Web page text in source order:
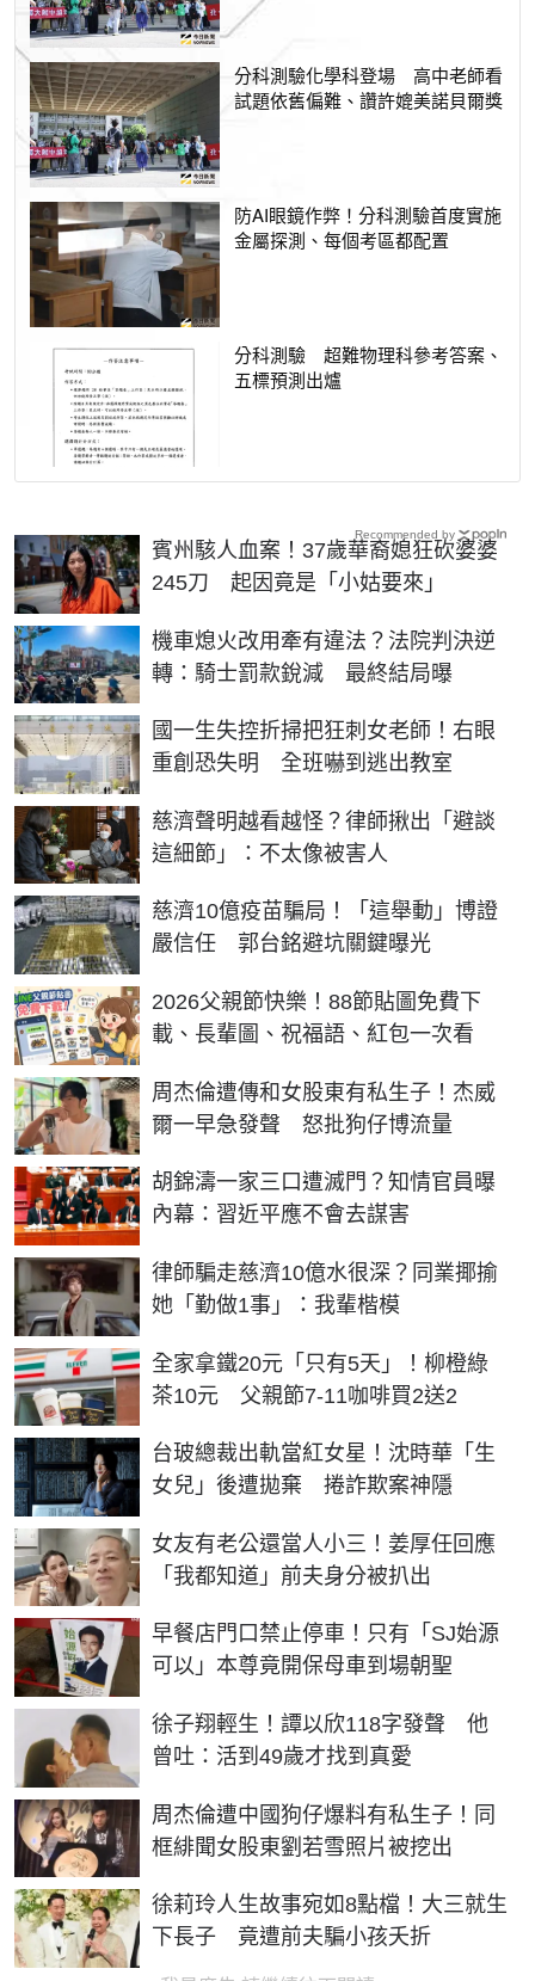
分科測驗化學科登場 高中老師看
試題依舊偏難、讚許媲美諾貝爾獎
防AI眼鏡作弊！分科測驗首度實施
金屬探測、每個考區都配置
分科測驗 超難物理科參考答案、
五標預測出爐
賓州駭人血案！37歲華裔媳狂砍婆婆
245刀 起因竟是「小姑要來」
機車熄火改用牽有違法？法院判決逆
轉：騎士罰款銳減 最終結局曝
國一生失控折掃把狂刺女老師！右眼
重創恐失明 全班嚇到逃出教室
慈濟聲明越看越怪？律師揪出「避談
這細節」：不太像被害人
慈濟10億疫苗騙局！「這舉動」博證
嚴信任 郭台銘避坑關鍵曝光
2026父親節快樂！88節貼圖免費下
載、長輩圖、祝福語、紅包一次看
周杰倫遭傳和女股東有私生子！杰威
爾一早急發聲 怒批狗仔博流量
胡錦濤一家三口遭滅門？知情官員曝
內幕：習近平應不會去謀害
律師騙走慈濟10億水很深？同業揶揄
她「勤做1事」：我輩楷模
全家拿鐵20元「只有5天」！柳橙綠
茶10元 父親節7-11咖啡買2送2
台玻總裁出軌當紅女星！沈時華「生
女兒」後遭拋棄 捲詐欺案神隱
女友有老公還當人小三！姜厚任回應
「我都知道」前夫身分被扒出
早餐店門口禁止停車！只有「SJ始源
可以」本尊竟開保母車到場朝聖
徐子翔輕生！譚以欣118字發聲 他
曾吐：活到49歲才找到真愛
周杰倫遭中國狗仔爆料有私生子！同
框緋聞女股東劉若雪照片被挖出
徐莉玲人生故事宛如8點檔！大三就生
下長子 竟遭前夫騙小孩夭折
Recommended by